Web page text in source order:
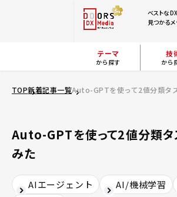
ベストな
見つかる
テーマ
から探す
技
から
TOP新着記事一覧
Auto-GPTを使って2値分類タ
みた
AIエージェント AI/機械学習